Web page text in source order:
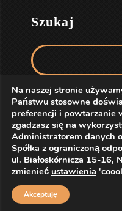
Szukaj
Szukaj:
© 4MARA - MARINA
Na naszej stronie
Państwu stosowne
preferencji i powtarzanie
zgadzasz się na
Administratorem danych
Spółka z ograniczoną
ul. Białoskórnicza 15-16,
zmienieć ustawienia
Akceptuję